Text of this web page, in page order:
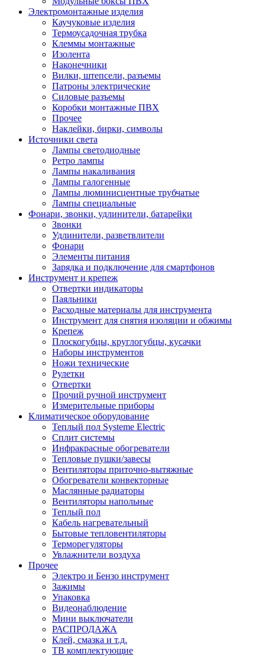
Электромонтажные изделия
Каучуковые изделия
Термоусадочная трубка
Клеммы монтажные
Изолента
Наконечники
Вилки, штепсели, разъемы
Патроны электрические
Силовые разъемы
Коробки монтажные ПВХ
Прочее
Наклейки, бирки, символы
Источники света
Лампы светодиодные
Ретро лампы
Лампы накаливания
Лампы галогенные
Лампы люминисцентные трубчатые
Лампы специальные
Фонари, звонки, удлинители, батарейки
Звонки
Удлинители, разветвлители
Фонари
Элементы питания
Зарядка и подключение для смартфонов
Инструмент и крепеж
Отвертки индикаторы
Паяльники
Расходные материалы для инструмента
Инструмент для снятия изоляции и обжимы
Крепеж
Плоскогубцы, круглогубцы, кусачки
Наборы инструментов
Ножи технические
Рулетки
Отвертки
Прочий ручной инструмент
Измерительные приборы
Климатическое оборудование
Теплый пол Systeme Electric
Сплит системы
Инфракрасные обогреватели
Тепловые пушки/завесы
Вентиляторы приточно-вытяжные
Обогреватели конвекторные
Маслянные радиаторы
Вентиляторы напольные
Теплый пол
Кабель нагревательный
Бытовые тепловентиляторы
Терморегуляторы
Увлажнители воздуха
Прочее
Электро и Бензо инструмент
Зажимы
Упаковка
Видеонаблюдение
Мини выключатели
РАСПРОДАЖА
Клей, смазка и т.д.
ТВ комплектующие